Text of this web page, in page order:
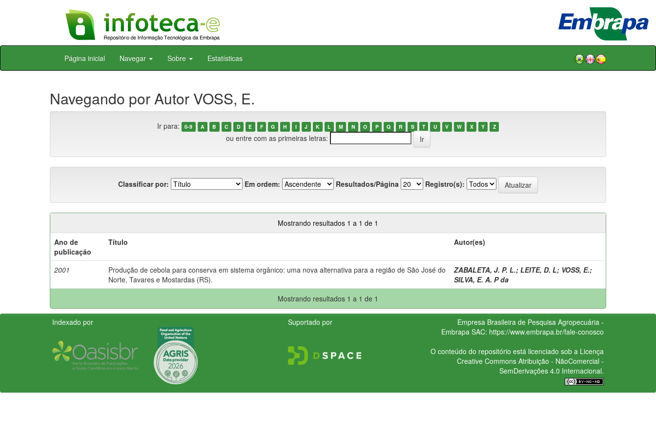
Skip
Página inicial Navegar Sobre Estatísticas
Navegando por Autor VOSS, E.
Ir para: 0-9 A B C D E F G H I J K L M N O P Q R S T U V W X Y Z
ou entre com as primeiras letras:
Classificar por: Em ordem: Resultados/Página Registro(s):
Mostrando resultados 1 a 1 de 1
Ano de
publicação
Título Autor(es)
2001
Produção de cebola para conserva em sistema orgânico: uma nova alternativa para a região de São José do
Norte, Tavares e Mostardas (RS).
ZABALETA, J. P. L.; LEITE, D. L; VOSS, E.;
SILVA, E. A. P da
Mostrando resultados 1 a 1 de 1
Indexado por Suportado por
Empresa Brasileira de Pesquisa Agropecuária -
Embrapa SAC: https://www.embrapa.br/fale-conosco
O conteúdo do repositório está licenciado sob a Licença
Creative CommonsAtribuição - NãoComercial -
SemDerivações 4.0 Internacional.